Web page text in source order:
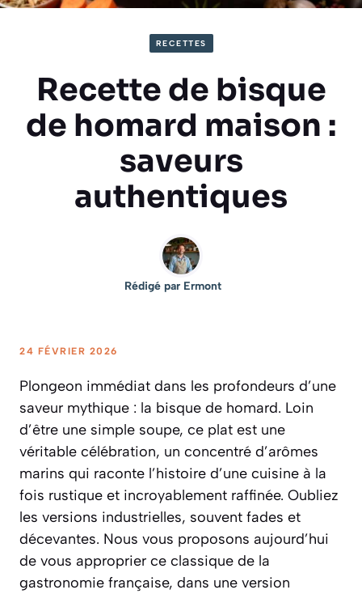
RECETTES
Recette de bisque
de homard maison :
saveurs
authentiques
Rédigé par Ermont
24 FÉVRIER 2026
Plongeon immédiat dans les profondeurs d’une
saveur mythique : la bisque de homard. Loin
d’être une simple soupe, ce plat est une
véritable célébration, un concentré d’arômes
marins qui raconte l’histoire d’une cuisine à la
fois rustique et incroyablement raffinée. Oubliez
les versions industrielles, souvent fades et
décevantes. Nous vous proposons aujourd’hui
de vous approprier ce classique de la
gastronomie française, dans une version